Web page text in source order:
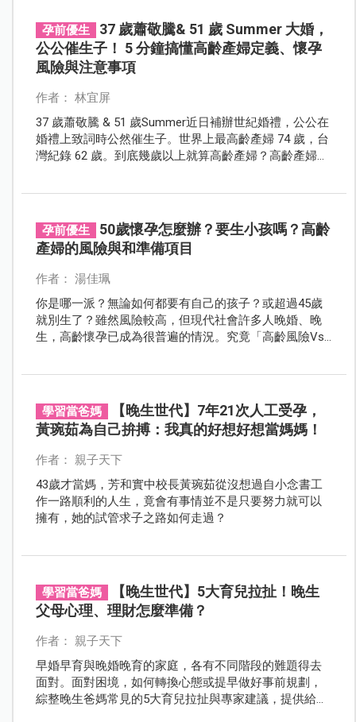
孕前優生
37 歲蕭敬騰& 51 歲 Summer 大婚，
公公催生子！ 5 分鐘搞懂高齡產婦定義、懷孕
風險與注意事項
作者： 林宜屏
37 歲蕭敬騰 & 51 歲Summer近日補辦世紀婚禮，公公在
婚禮上致詞時公然催生子。世界上最高齡產婦 74 歲，台
灣紀錄 62 歲。到底幾歲以上就算高齡產婦？高齡產婦想
孕前優生
50歲懷孕怎麼辦？要生小孩嗎？高齡
產婦的風險與和準備項目
作者： 湯佳珮
你是哪一派？無論如何都要有自己的孩子？或超過45歲
就別生了？雖然風險較高，但現代社會許多人晚婚、晚
生，高齡懷孕已成為很普遍的情況。究竟「高齡風險Vs.
學習當爸媽
【晚生世代】7年21次人工受孕，
黃琬茹為自己拚搏：我真的好想好想當媽媽！
作者： 親子天下
43歲才當媽，芳和實中校長黃琬茹從沒想過自小念書工
作一路順利的人生，竟會有事情並不是只要努力就可以
擁有，她的試管求子之路如何走過？
學習當爸媽
【晚生世代】5大育兒拉扯！晚生
父母心理、理財怎麼準備？
作者： 親子天下
早婚早育與晚婚晚育的家庭，各有不同階段的難題得去
面對。面對困境，如何轉換心態或提早做好事前規劃，
綜整晚生爸媽常見的5大育兒拉扯與專家建議，提供給晚